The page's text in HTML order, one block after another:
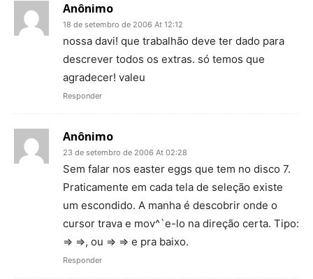
Anônimo
18 de setembro de 2006 At 12:12
nossa davi! que trabalhão deve ter dado para
descrever todos os extras. só temos que
agradecer! valeu
Responder
Anônimo
23 de setembro de 2006 At 02:28
Sem falar nos easter eggs que tem no disco 7.
Praticamente em cada tela de seleção existe
um escondido. A manha é descobrir onde o
cursor trava e mov^`e-lo na direção certa. Tipo:
=> =>, ou => => e pra baixo.
Responder